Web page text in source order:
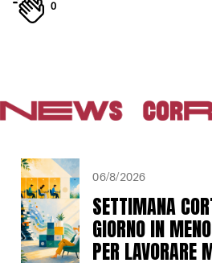
0
06/8/2026
SETTIMANA
GIORNO IN
PER LAVORARE